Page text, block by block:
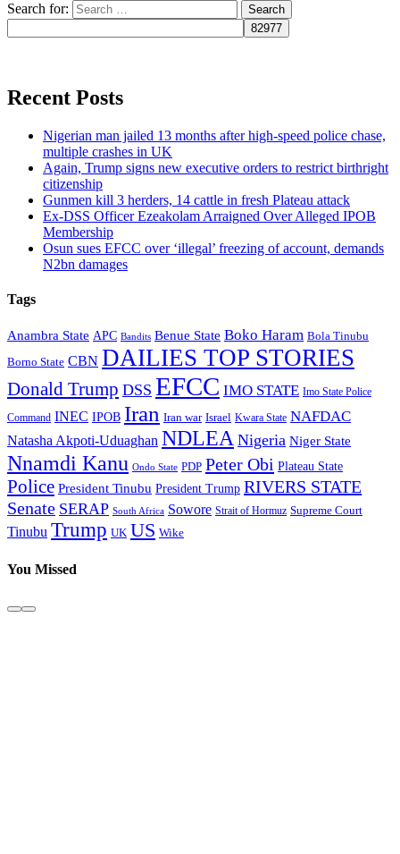
Search for:
Recent Posts
Nigerian man jailed 13 months after high-speed police chase,
multiple crashes in UK
Again, Trump signs new executive orders to restrict birthright
citizenship
Gunmen kill 3 herders, 14 cattle in fresh Plateau attack
Ex-DSS Officer Ezeakolam Arraigned Over Alleged IPOB
Membership
Osun sues EFCC over ‘illegal’ freezing of account, demands
N2bn damages
Tags
Anambra State APC Bandits Benue State Boko Haram Bola Tinubu
Borno State CBN DAILIES TOP STORIES
Donald Trump DSS EFCC IMO STATE Imo State Police
Command INEC IPOB Iran Iran war Israel Kwara State NAFDAC
Natasha Akpoti-Uduaghan NDLEA Nigeria Niger State
Nnamdi Kanu Ondo State PDP Peter Obi Plateau State
Police President Tinubu President Trump RIVERS STATE
Senate SERAP South Africa Sowore Strait of Hormuz Supreme Court
Tinubu Trump UK US Wike
You Missed